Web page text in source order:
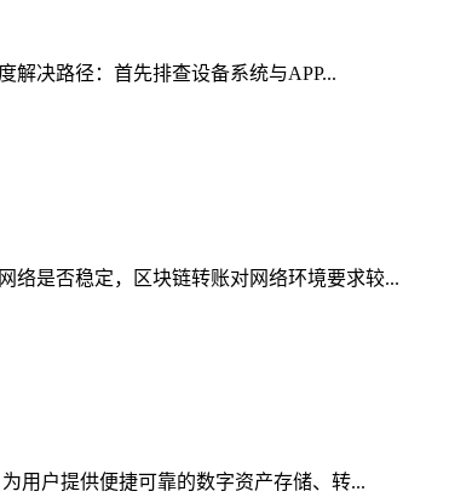
解决路径：首先排查设备系统与APP...
络是否稳定，区块链转账对网络环境要求较...
用户提供便捷可靠的数字资产存储、转...